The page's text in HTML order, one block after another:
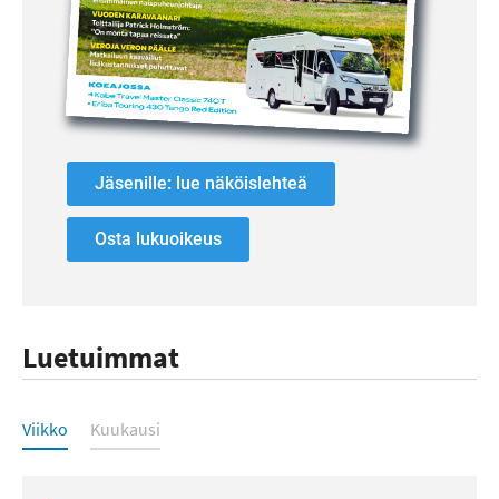
Jäsenille: lue näköislehteä
Osta lukuoikeus
Luetuimmat
Luetuimmat
Viikko Kuukausi